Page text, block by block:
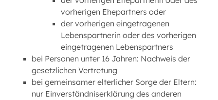
vorherigen Ehepartners oder
der vorherigen eingetragenen
Lebenspartnerin oder des vorherigen
eingetragenen Lebenspartners
bei Personen unter 16 Jahren: Nachweis der
gesetzlichen Vertretung
bei gemeinsamer elterlicher Sorge der Eltern:
nur Einverständniserklärung des anderen